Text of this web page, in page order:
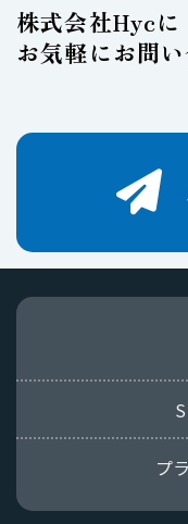
株式会社Hycに
お気軽にお問
プ